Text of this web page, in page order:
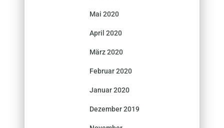
Mai 2020
April 2020
März 2020
Februar 2020
Januar 2020
Dezember 2019